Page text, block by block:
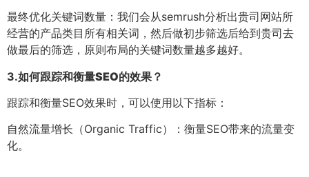
最终优化关键词数量：我们会从semrush分析出贵司网站所
经营的产品类目所有相关词，然后做初步筛选后给到贵司去
做最后的筛选，原则布局的关键词数量越多越好。
3.如何跟踪和衡量SEO的效果？
跟踪和衡量SEO效果时，可以使用以下指标：
自然流量增长（Organic Traffic）：衡量SEO带来的流量变
化。